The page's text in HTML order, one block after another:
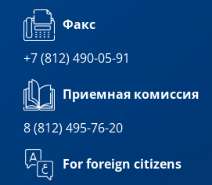
Факс
+7 (812) 490-05-91
Приемная комиссия
8 (812) 495-76-20
For foreign citizens